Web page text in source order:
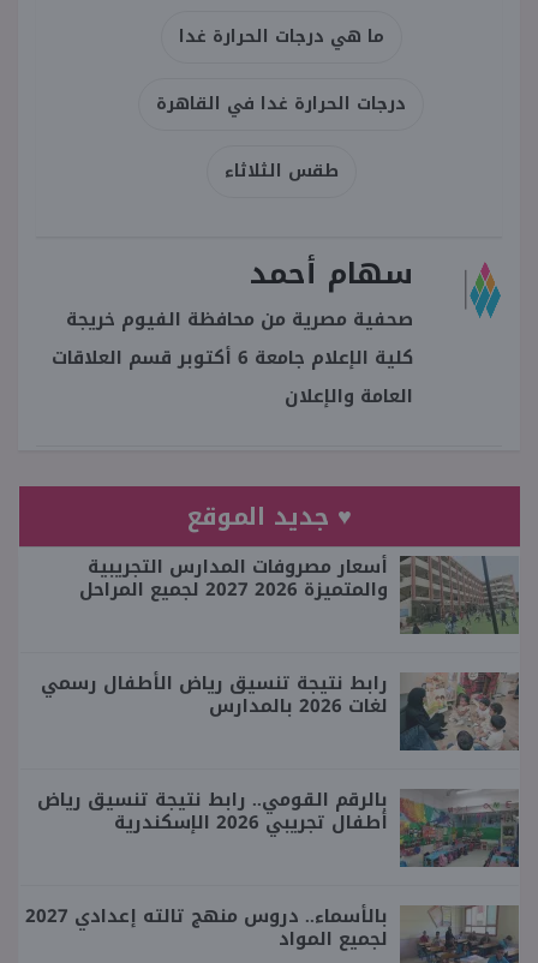
ما هي درجات الحرارة غدا
درجات الحرارة غدا في القاهرة
طقس الثلاثاء
سهام أحمد
صحفية مصرية من محافظة الفيوم خريجة
كلية الإعلام جامعة 6 أكتوبر قسم العلاقات
العامة والإعلان
♥ جديد الموقع
أسعار مصروفات المدارس التجريبية
والمتميزة 2026 2027 لجميع المراحل
رابط نتيجة تنسيق رياض الأطفال رسمي
لغات 2026 بالمدارس
بالرقم القومي.. رابط نتيجة تنسيق رياض
أطفال تجريبي 2026 الإسكندرية
بالأسماء.. دروس منهج تالته إعدادي 2027
لجميع المواد